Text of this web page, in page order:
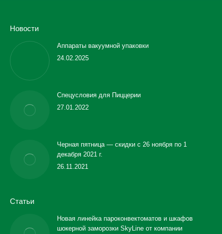
Новости
Аппараты вакуумной упаковки
24.02.2025
Спецусловия для Пиццерии
27.01.2022
Черная пятница — скидки с 26 ноября по 1
декабря 2021 г.
26.11.2021
Статьи
Новая линейка пароконвектоматов и шкафов
шокерной заморозки SkyLine от компании